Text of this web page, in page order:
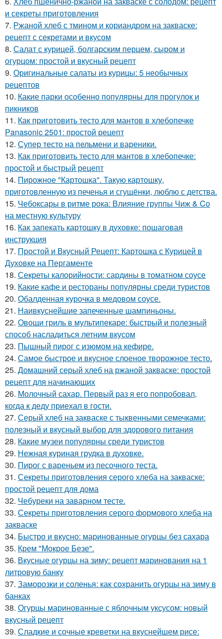
и секреты приготовления
7. Ржаной хлеб с тмином и кориандром на закваске:
рецепт с секретами и вкусом
8. Салат с курицей, болгарским перцем, сыром и
огурцом: простой и вкусный рецепт
9. Оригинальные салаты из курицы: 5 необычных
рецептов
10. Какие парки особенно популярны для прогулок и
пикников
11. Как приготовить тесто для мантов в хлебопечке
Panasonic 2501: простой рецепт
12. Супер тесто на пельмени и вареники.
13. Как приготовить тесто для мантов в хлебопечке:
простой и быстрый рецепт
14. Пирожное "Картошка". Такую картошку,
приготовленную из печенья и сгущёнки, люблю с детства.
15. Чебоксары в ритме рока: Влияние группы Чиж & Co
на местную культуру
16. Как запекать картошку в духовке: пошаговая
инструкция
17. Простой и Вкусный Рецепт: Картошка с Курицей в
Духовке на Пергаменте
18. Секреты калорийности: сардины в томатном соусе
19. Какие кафе и рестораны популярны среди туристов
20. Обалденная курочка в медовом соусе.
21. Наивкуснейшие запеченные шампиньоны.
22. Овощи гриль в мультипекаре: быстрый и полезный
способ насладиться летним вкусом
23. Пышный пирог с изюмом на кефире.
24. Самое быстрое и вкусное слоеное творожное тесто.
25. Домашний серый хлеб на ржаной закваске: простой
рецепт для начинающих
26. Молочный сахар. Первый раз я его попробовал,
когда к деду приехал в гости.
27. Серый хлеб на закваске с тыквенными семечками:
полезный и вкусный выбор для здорового питания
28. Какие музеи популярны среди туристов
29. Нежная куриная грудка в духовке.
30. Пирог с вареньем из песочного теста.
31. Секреты приготовления серого хлеба на закваске:
простой рецепт для дома
32. Чебуреки на заварном тесте.
33. Секреты приготовления серого формового хлеба на
закваске
34. Быстро и вкусно: маринованные огурцы без сахара
35. Крем "Мокрое Безе".
36. Вкусные огурцы на зиму: рецепт маринования на 1
литровую банку
37. Заморозки и соленья: как сохранить огурцы на зиму в
банках
38. Огурцы маринованные с яблочным уксусом: новый
вкусный рецепт
39. Сладкие и сочные креветки на вкуснейшем рисе: